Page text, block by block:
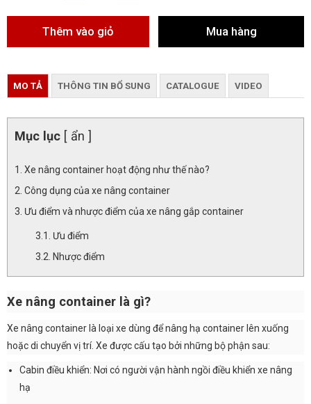
MO TẢ THÔNG TIN BỔ SUNG CATALOGUE VIDEO
Mục lục [ ẩn ]
Xe nâng container hoạt động như thế nào?
Công dụng của xe nâng container
Ưu điểm và nhược điểm của xe nâng gắp container
Ưu điểm
Nhược điểm
Xe nâng container là gì?
Xe nâng container là loại xe dùng để nâng hạ container lên xuống
hoặc di chuyển vị trí. Xe được cấu tạo bởi những bộ phận sau:
Cabin điều khiển: Nơi có người vận hành ngồi điều khiển xe nâng
hạ